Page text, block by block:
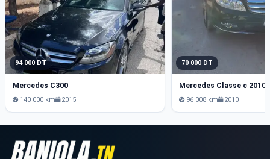
94 000 DT
Mercedes C300
140 000 km 2015
70 000 DT
Mercedes Classe c 2010
96 008 km 2010